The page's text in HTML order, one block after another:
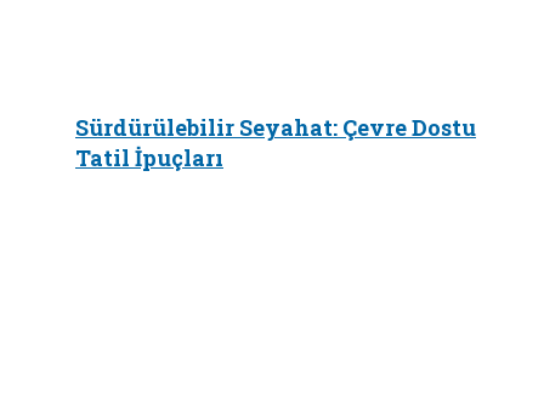
Sürdürülebilir Seyahat: Çevre Dostu
Tatil İpuçları